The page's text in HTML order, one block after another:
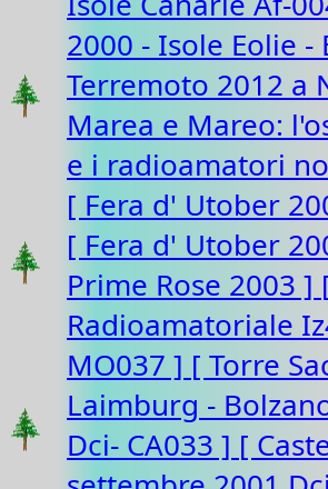
2000 - Isole Eolie
Terremoto 2012 a
Marea e Mareo:
e i radioamatori
[ Fera d' Utober
[ Fera d' Utober
Prime Rose 2003 ]
Radioamatoriale
MO037 ] [ Torre
Laimburg -
Dci- CA033 ] [